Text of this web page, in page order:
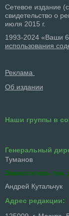
Сетевое издание
свидетельство о
июля 2015 г.
1993-2024 «Ваши 6
использования
Реклама
Об издании
Наши группы в
Генеральный
Туманов
Заместитель ген.
Андрей Кутальчук
Адрес редакции: